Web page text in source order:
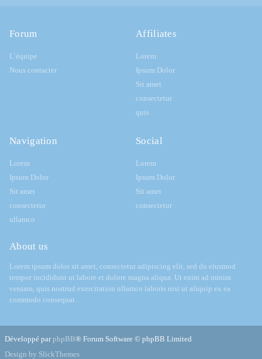
Forum
L’équipe
Nous contacter
Affiliates
Lorem
Ipsum Dolor
Sit amet
consectetur
quis
Navigation
Lorem
Ipsum Dolor
Sit amet
consectetur
ullamco
Social
Lorem
Ipsum Dolor
Sit amet
consectetur
About us
Lorem ipsum dolor sit amet, consectetur adipiscing elit, sed do eiusmod
tempor incididunt ut labore et dolore magna aliqua. Ut enim ad minim
veniam, quis nostrud exercitation ullamco laboris nisi ut aliquip ex ea
commodo consequat.
Développé parphpBB® Forum Software © phpBB Limited
Design by SlickThemes